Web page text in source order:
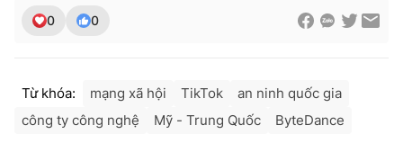
0 0
Từ khóa: mạng xã hội TikTok
an ninh quốc gia
công ty công nghệ
Mỹ - Trung Quốc ByteDance